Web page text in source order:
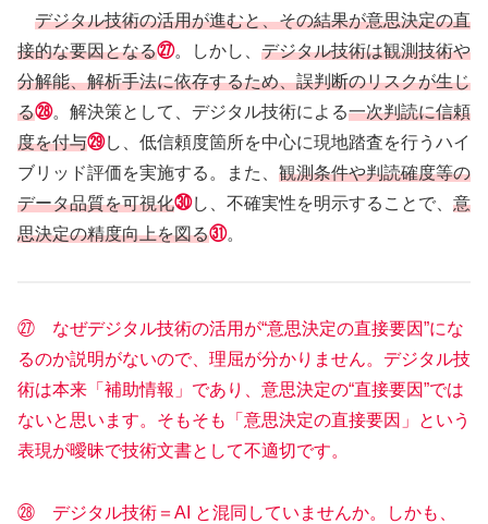
デジタル技術の活用が進むと、その結果が意思決定の直
接的な要因となる㉗。しかし、 デジタル技術は観測技術や
分解能、解析手法に依存するため、誤判断のリスクが生じ
る㉘。解決策として、デジタル技術による一次判読に信頼
度を付与㉙し、低信頼度箇所を中心に現地踏査を行うハイ
ブリッド評価を実施する。また、 観測条件や判読確度等の
データ品質を可視化㉚し、不確実性を明示することで、 意
思決定の精度向上を図る㉛。
㉗ なぜデジタル技術の活用が“意思決定の直接要因”にな
るのか説明がないので、理屈が分かりません。デジタル技
術は本来「補助情報」であり、意思決定の“直接要因”では
ないと思います。そもそも「意思決定の直接要因」という
表現が曖昧で技術文書として不適切です。
㉘ デジタル技術＝AI と混同していませんか。しかも、